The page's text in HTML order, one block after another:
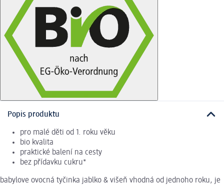
Popis produktu
pro malé děti od 1. roku věku
bio kvalita
praktické balení na cesty
bez přídavku cukru*
babylove ovocná tyčinka jablko & višeň vhodná od jednoho roku, je